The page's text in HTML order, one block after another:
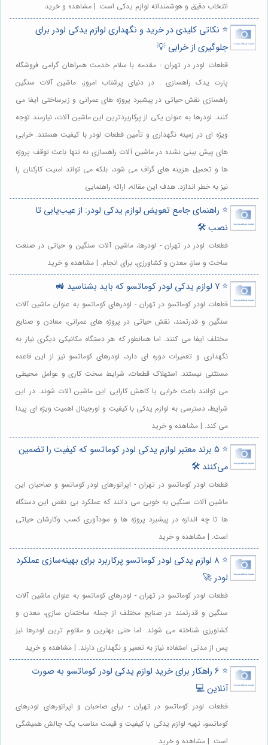
انتخاب دقیق و هوشمندانه لوازم یدکی است. | مشاهده و خرید
⭐️ نکاتی کلیدی در خرید و نگهداری لوازم یدکی لودر برای
جلوگیری از خرابی 💡
قطعات لودر در تهران - مقدمه با سلام خدمت همراهان گرامی فروشگاه
پارت یدک راهسازی . در دنیای پرشتاب امروز، ماشین آلات سنگین
راهسازی نقش حیاتی در پیشبرد پروژه های عمرانی و زیرساختی ایفا می
کنند. لودرها به عنوان یکی از پرکاربردترین این ماشین آلات، نیازمند توجه
ویژه ای در زمینه نگهداری و تأمین قطعات لودر با کیفیت هستند. خرابی
های پیش بینی نشده در ماشین آلات راهسازی نه تنها باعث توقف پروژه
ها و تحمیل هزینه های گزاف می شود، بلکه می تواند امنیت کارکنان را
نیز به خطر اندازد. هدف این مقاله، ارائه راهنمایی
⭐️ راهنمای جامع تعویض لوازم یدکی لودر: از عیب‌یابی تا
نصب 🛠️
قطعات لودر در تهران - لودرها، ماشین آلات سنگین و حیاتی در صنعت
ساخت و ساز، معدن و کشاورزی، برای انجام. | مشاهده و خرید
⭐️ 7 لوازم یدکی لودر کوماتسو که باید بشناسید 🚜
قطعات لودر کوماتسو در تهران - لودرهای کوماتسو به عنوان ماشین آلات
سنگین و قدرتمند، نقش حیاتی در پروژه های عمرانی، معادن و صنایع
مختلف ایفا می کنند. اما همانطور که هر دستگاه مکانیکی دیگری نیاز به
نگهداری و تعمیرات دوره ای دارد، لودرهای کوماتسو نیز از این قاعده
مستثنی نیستند. استهلاک قطعات، شرایط سخت کاری و عوامل محیطی
می توانند باعث خرابی یا کاهش کارایی این ماشین آلات شوند. در این
شرایط، دسترسی به لوازم یدکی با کیفیت و اورجینال اهمیت ویژه ای پیدا
می کند. | مشاهده و خرید
⭐️ 5 برند معتبر لوازم یدکی لودر کوماتسو که کیفیت را تضمین
می‌کنند 🛠️
قطعات لودر کوماتسو در تهران - اپراتورهای لودر کوماتسو و صاحبان این
ماشین آلات سنگین به خوبی می دانند که عملکرد بی نقص این دستگاه
ها تا چه اندازه در پیشبرد پروژه ها و سودآوری کسب وکارشان حیاتی
است. | مشاهده و خرید
⭐️ 8 لوازم یدکی لودر کوماتسو پرکاربرد برای بهینه‌سازی عملکرد
لودر 🚀
قطعات لودر کوماتسو در تهران - لودرهای کوماتسو به عنوان ماشین آلات
سنگین و قدرتمند در صنایع مختلف از جمله ساختمان سازی، معدن و
کشاورزی شناخته می شوند. اما حتی بهترین و مقاوم ترین لودرها نیز
پس از مدتی استفاده نیاز به تعمیر و نگهداری دارند. | مشاهده و خرید
⭐️ 6 راهکار برای خرید لوازم یدکی لودر کوماتسو به صورت
آنلاین 💻
قطعات لودر کوماتسو در تهران - برای صاحبان و اپراتورهای لودرهای
کوماتسو، تهیه لوازم یدکی با کیفیت و قیمت مناسب یک چالش همیشگی
است. | مشاهده و خرید